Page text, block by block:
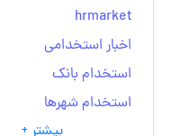
hrmarket
اخبار استخدامی
استخدام بانک
استخدام شهرها
بیشتر +